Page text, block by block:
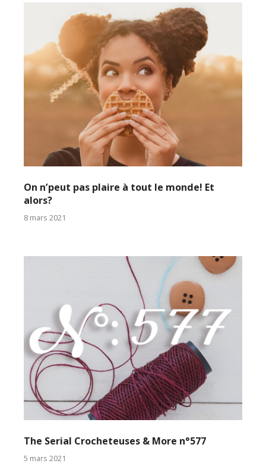
On n’peut pas plaire à tout le monde! Et
alors?
8 mars 2021
The Serial Crocheteuses & More n°577
5 mars 2021